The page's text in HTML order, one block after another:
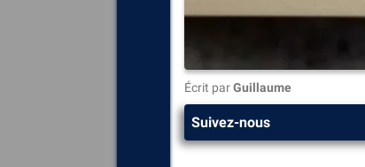
Écrit parGuillaume
Suivez-nous